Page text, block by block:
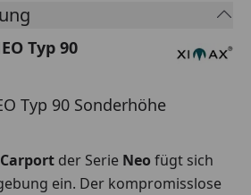
Typ 90
Typ 90 Sonderhöhe
der Serie Neo fügt sich
ein. Der kompromisslose